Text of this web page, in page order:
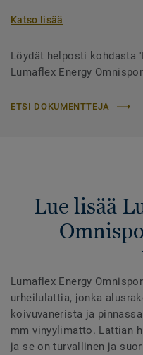
Katso lisää
Löydät helposti kohdasta
Lumaflex Energy
ETSI DOKUMENTTEJA
Lue lisää
Lumaflex Energy
urheilulattia, jonka
koivuvanerista ja
mm vinyylimatto. Lattian
ja se on turvallinen ja